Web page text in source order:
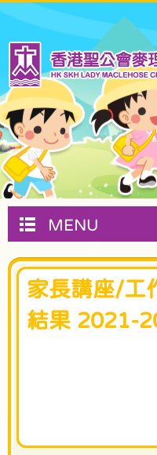
MENU
家長講座/工
結果 2021-